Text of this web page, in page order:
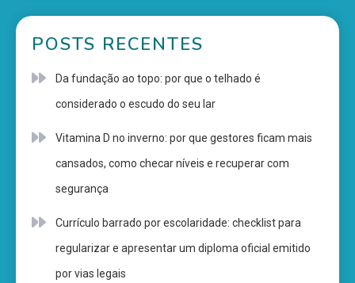
POSTS RECENTES
Da fundação ao topo: por que o telhado é
considerado o escudo do seu lar
Vitamina D no inverno: por que gestores ficam mais
cansados, como checar níveis e recuperar com
segurança
Currículo barrado por escolaridade: checklist para
regularizar e apresentar um diploma oficial emitido
por vias legais